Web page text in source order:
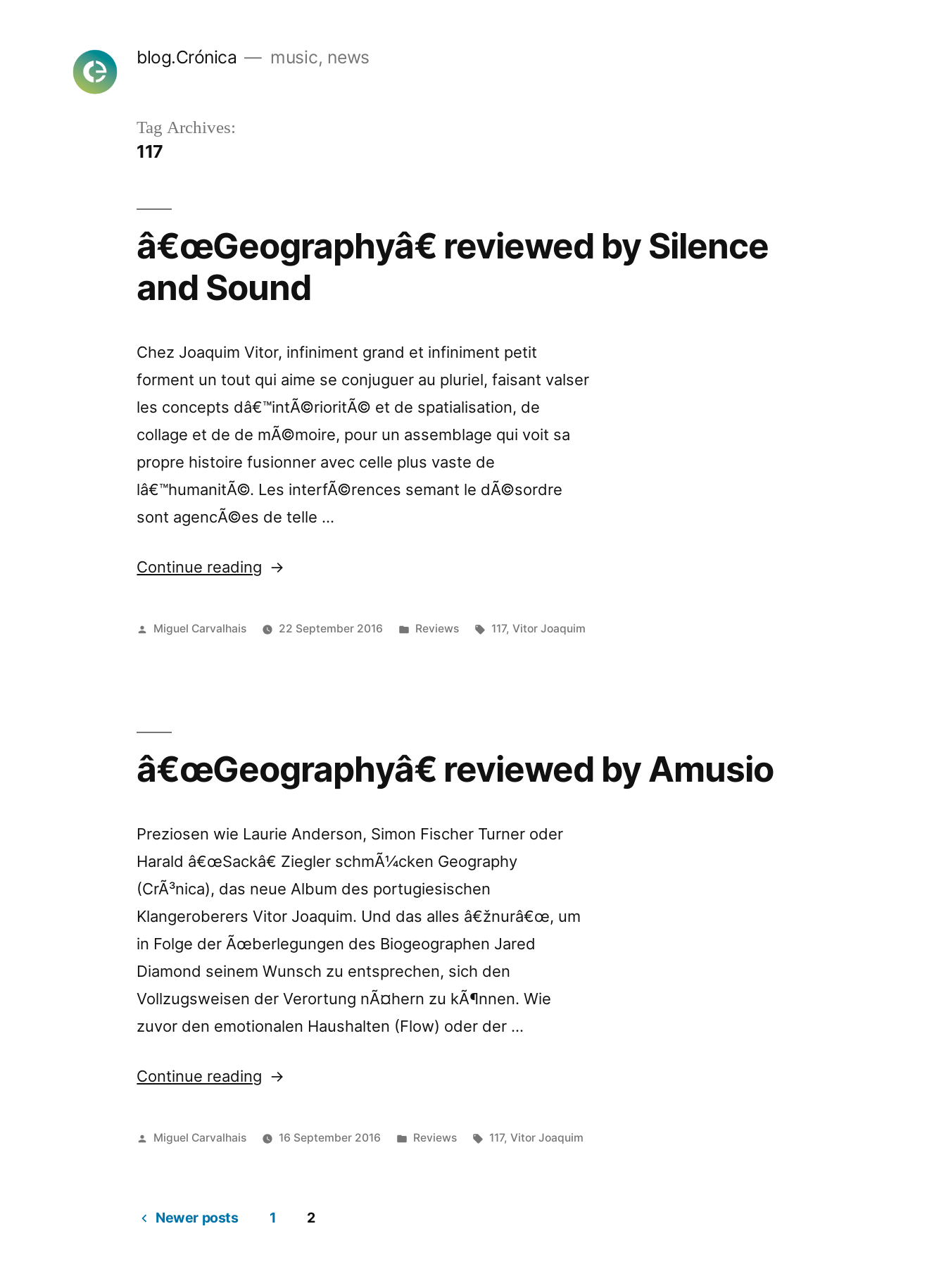
blog.Crónica music, news
Tag Archives:
117
â€œGeographyâ€ reviewed by Silence
and Sound
Chez Joaquim Vitor, infiniment grand et infiniment petit
forment un tout qui aime se conjuguer au pluriel, faisant valser
les concepts dâ€™intÃ©rioritÃ© et de spatialisation, de
collage et de de mÃ©moire, pour un assemblage qui voit sa
propre histoire fusionner avec celle plus vaste de
lâ€™humanitÃ©. Les interfÃ©rences semant le dÃ©sordre
sont agencÃ©es de telle …
Continue reading “â€œGeographyâ€
by
Posted
Miguel Carvalhais 22 September 2016
Posted
Reviews Tags:
117, Vitor Joaquim
â€œGeographyâ€ reviewed by Amusio
Preziosen wie Laurie Anderson, Simon Fischer Turner oder
Harald â€œSackâ€ Ziegler schmÃ¼cken Geography
(CrÃ³nica), das neue Album des portugiesischen
Klangeroberers Vitor Joaquim. Und das alles â€žnurâ€œ, um
in Folge der Ãœberlegungen des Biogeographen Jared
Diamond seinem Wunsch zu entsprechen, sich den
Vollzugsweisen der Verortung nÃ¤hern zu kÃ¶nnen. Wie
zuvor den emotionalen Haushalten (Flow) oder der …
Continue reading “â€œGeographyâ€
by
Posted
Miguel Carvalhais 16 September 2016
Posted
Reviews Tags:
117, Vitor Joaquim
Newer posts 1 2